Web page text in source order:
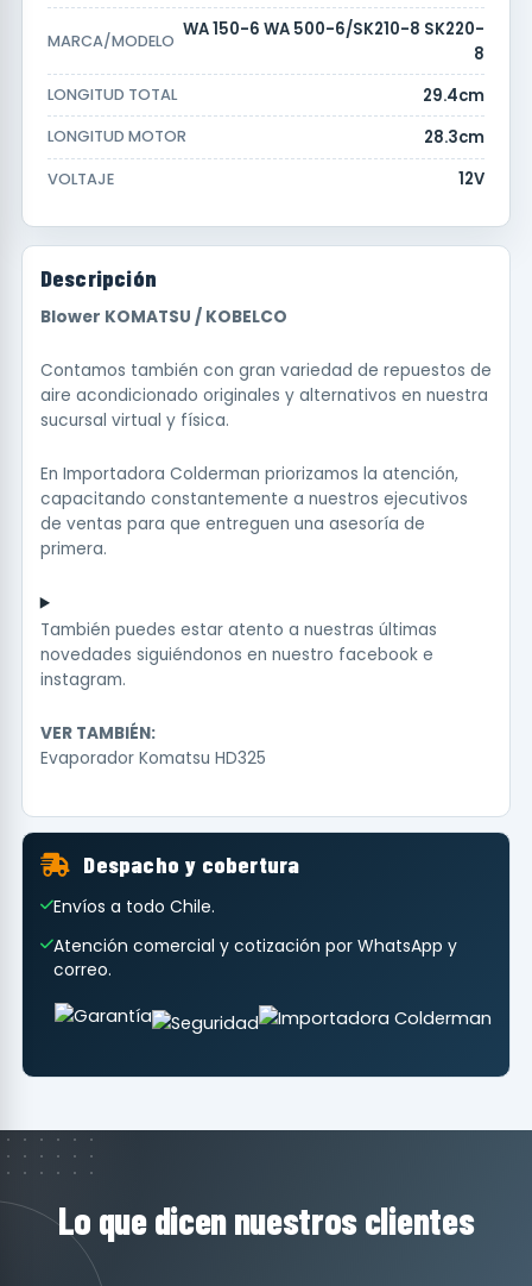
MARCA/MODELO
WA 150-6 WA 500-6/SK210-8 SK220-
8
LONGITUD TOTAL 29.4cm
LONGITUD MOTOR 28.3cm
VOLTAJE 12V
Descripción
Blower KOMATSU / KOBELCO
Contamos también con gran variedad de repuestos de
aire acondicionado originales y alternativos en nuestra
sucursal virtual y física.
En Importadora Colderman priorizamos la atención,
capacitando constantemente a nuestros ejecutivos
de ventas para que entreguen una asesoría de
primera.
También puedes estar atento a nuestras últimas
novedades siguiéndonos en nuestro facebooke
instagram.
VER TAMBIÉN:
Evaporador Komatsu HD325
Despacho y cobertura
Envíos a todo Chile.
Atención comercial y cotización por WhatsApp y
correo.
Lo que dicen nuestros clientes